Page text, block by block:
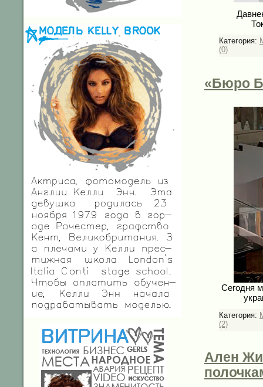
Категория:
(0)
«Бюро
Сегодня
Категория:
(2)
Ален